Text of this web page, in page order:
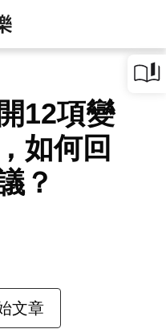
12項變
如何回
？
文章